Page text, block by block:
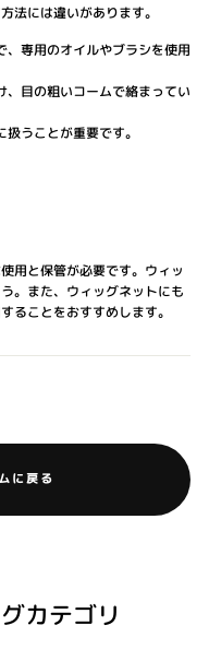
法には違いがあります。
、専用のオイルやブラシを使用
、目の粗いコームで絡まってい
うことが重要です。
用と保管が必要です。ウィッ
。また、ウィッグネットにも
ることをおすすめします。
に戻る
カテゴリ